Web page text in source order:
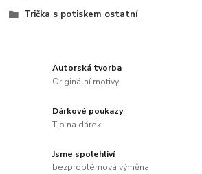
Autorská tvorba
Originální motivy
Dárkové poukazy
Tip na dárek
Jsme spolehliví
bezproblémová výměna
Trička s potiskem ostatní